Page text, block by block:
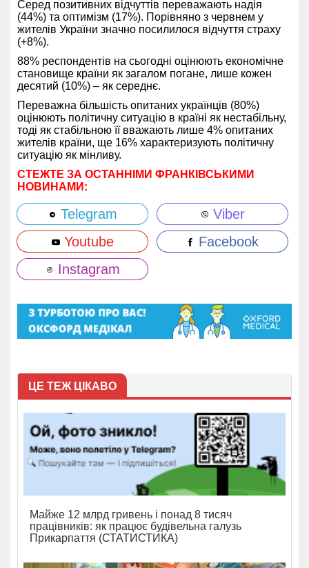
Серед позитивних відчуттів переважають надія
(44%) та оптимізм (17%). Порівняно з червнем у
жителів України значно посилилося відчуття страху
(+8%).
88% респондентів на сьогодні оцінюють економічне
становище країни як загалом погане, лише кожен
десятий (10%) – як середнє.
Переважна більшість опитаних українців (80%)
оцінюють політичну ситуацію в країні як нестабільну,
тоді як стабільною її вважають лише 4% опитаних
жителів країни, ще 16% характеризують політичну
ситуацію як мінливу.
СТЕЖТЕ ЗА ОСТАННІМИ ФРАНКІВСЬКИМИ
НОВИНАМИ:
Telegram
Viber
Youtube
Facebook
Instagram
ЦЕ ТЕЖ ЦІКАВО
Майже 12 млрд гривень і понад 8 тисяч
працівників: як працює будівельна галузь
Прикарпаття (СТАТИСТИКА)